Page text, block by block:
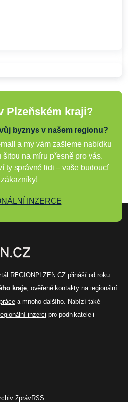
Plzeňském kraji?
byznys v našem regionu?
a my vám zašleme nabídku
šitou na míru přesně pro vás.
ty správné lidi – vaše budoucí
zákazníky!
INZERCE
REGIONPLZEN.CZ přináší od roku
kraje, ověřené kontakty na regionální
a mnoho dalšího. Nabízí také
inzerci pro podnikatele i
ZprávRSS